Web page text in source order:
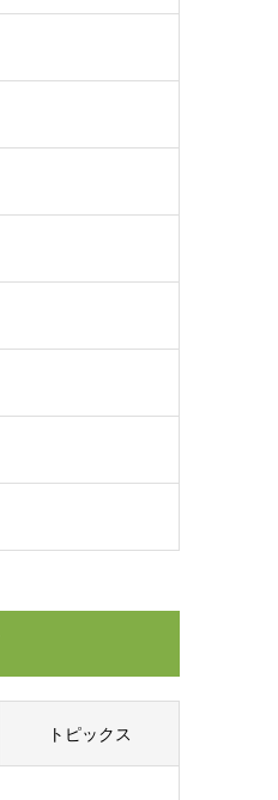
トピックス